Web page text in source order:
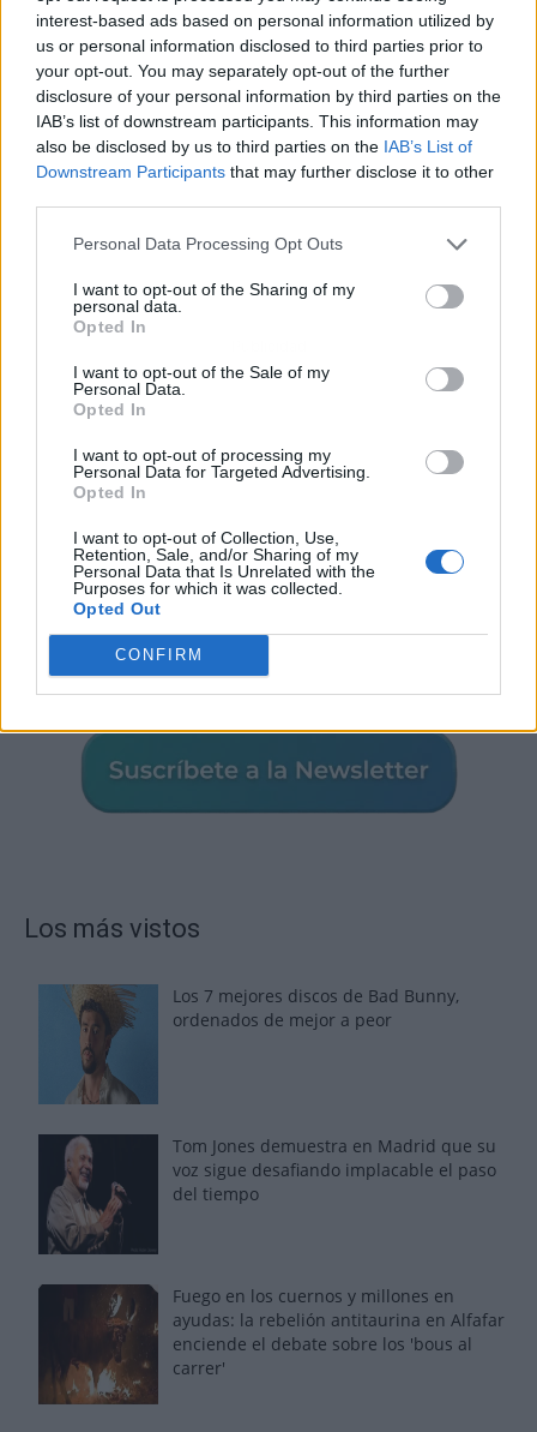
interest-based ads based on personal information utilized by
us or personal information disclosed to third parties prior to
your opt-out. You may separately opt-out of the further
disclosure of your personal information by third parties on the
IAB’s list of downstream participants. This information may
also be disclosed by us to third parties on the IAB’s List of
Downstream Participants that may further disclose it to other
Personal Data Processing Opt Outs
I want to opt-out of the Sharing of my
personal data.
Opted In
I want to opt-out of the Sale of my
Personal Data.
Opted In
I want to opt-out of processing my
Personal Data for Targeted Advertising.
Opted In
I want to opt-out of Collection, Use,
Retention, Sale, and/or Sharing of my
Personal Data that Is Unrelated with the
Purposes for which it was collected.
Opted Out
CONFIRM
Los más vistos
Los 7 mejores discos de Bad Bunny,
ordenados de mejor a peor
Tom Jones demuestra en Madrid que su
voz sigue desafiando implacable el paso
del tiempo
Fuego en los cuernos y millones en
ayudas: la rebelión antitaurina en Alfafar
enciende el debate sobre los 'bous al
carrer'